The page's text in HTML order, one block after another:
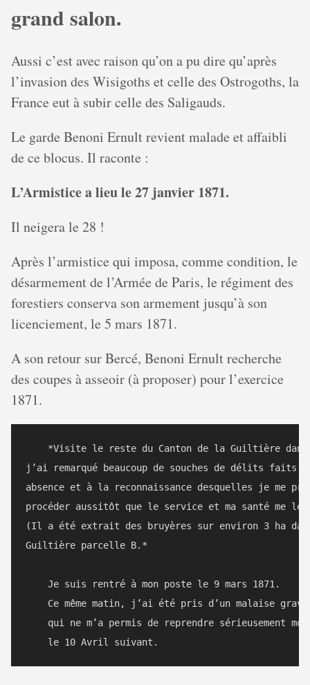
grand salon.
Aussi c’est avec raison qu’on a pu dire qu’après
l’invasion des Wisigoths et celle des Ostrogoths, la
France eut à subir celle des Saligauds.
Le garde Benoni Ernult revient malade et affaibli
de ce blocus. Il raconte :
L’Armistice a lieu le 27 janvier 1871.
Il neigera le 28 !
Après l’armistice qui imposa, comme condition, le
désarmement de l’Armée de Paris, le régiment des
forestiers conserva son armement jusqu’à son
licenciement, le 5 mars 1871.
A son retour sur Bercé, Benoni Ernult recherche
des coupes à asseoir (à proposer) pour l’exercice
1871.
*Visite le reste du Canton de la Guiltière
j’ai remarqué beaucoup de souches de délits faits
absence et à la reconnaissance desquelles je me
procéder aussitôt que le service et ma santé me le
(Il a été extrait des bruyères sur environ 3 ha
Guiltière parcelle B.*
    Je suis rentré à mon poste le 9 mars 1871.
Ce même matin, j’ai été pris d’un malaise
qui ne m’a permis de reprendre sérieusement